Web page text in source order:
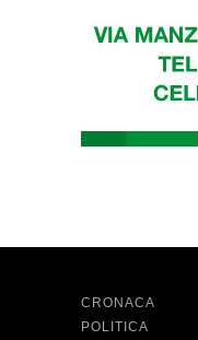
CRONACA
POLITICA